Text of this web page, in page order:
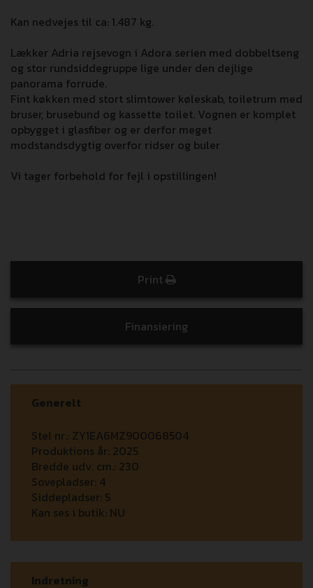
Kan nedvejes til ca: 1.487 kg.
Lækker Adria rejsevogn i Adora serien med dobbeltseng
og stor rundsiddegruppe lige under den dejlige
panorama forrude.
Fint køkken med stort slimtower køleskab, toiletrum med
bruser, brusebund og kassette toilet. Vognen er komplet
opbygget i glasfiber og er derfor meget
modstandsdygtig overfor ridser og buler
Vi tager forbehold for fejl i opstillingen!
Print
Finansiering
Generelt
Stel nr.: ZY1EA6MZ900068504
Produktions år: 2025
Bredde udv. cm.: 230
Sovepladser: 4
Siddepladser: 5
Kan ses i butik: NU
Indretning